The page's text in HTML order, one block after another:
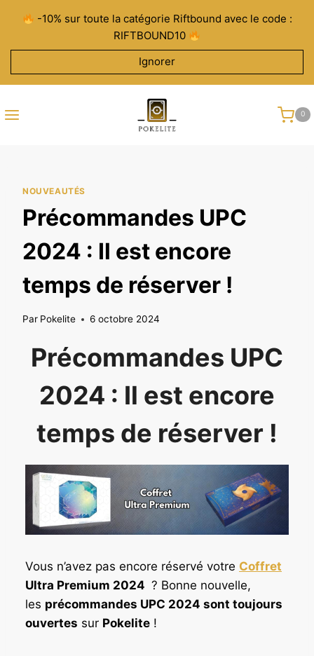
contenu
-10% sur toute la catégorie Riftbound avec le code :
RIFTBOUND10
Ignorer
0
NOUVEAUTÉS
Précommandes UPC
2024 : Il est encore
temps de réserver !
Par Pokelite 6 octobre 2024
Précommandes UPC
2024 : Il est encore
temps de réserver !
Vous n’avez pas encore réservé votre Coffret
Ultra Premium 2024 ? Bonne nouvelle,
les précommandes UPC 2024 sont toujours
ouvertes sur Pokelite !